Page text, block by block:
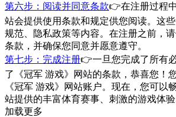
第六步：阅读并同意条款👉在注册过程
站会提供使用条款和规定供您阅读。这
规范、隐私政策等内容。在注册之前，
条款，并确保您同意并愿意遵守。
第七步：完成注册👉一旦您完成了所有
了《冠军 游戏》网站的条款，恭喜您！
《冠军 游戏》网站账户。现在，您可以
站提供的丰富体育赛事、刺激的游戏体
加载更多